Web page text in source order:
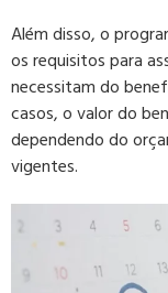
Além disso, o
os requisitos para
necessitam do
casos, o valor do
dependendo do
vigentes.